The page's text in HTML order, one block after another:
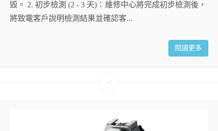
毀。 2. 初步檢測 (2 - 3 天)：維修中心將完成初步檢測後，
將致電客戶說明檢測結果並確認客...
閱讀更多